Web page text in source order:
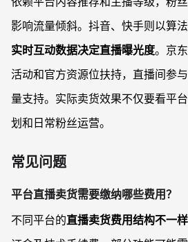
影响流量倾斜。抖音、快手则以算法
实时互动数据决定直播曝光度。京
活动和官方资源位扶持，直播间参
量支持。实际卖货效果不仅要看平
划和日常粉丝运营。
常见问题
平台直播卖货需要缴纳哪些费用？
不同平台的直播卖货费用结构不一样